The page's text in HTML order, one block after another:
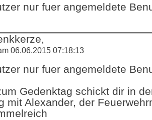
nur fuer angemeldete
06.06.2015 07:18:13
nur fuer angemeldete
Gedenktag schickt dir in
mit Alexander, der